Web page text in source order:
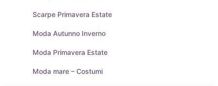
Scarpe Primavera Estate
Moda Autunno Inverno
Moda Primavera Estate
Moda mare – Costumi